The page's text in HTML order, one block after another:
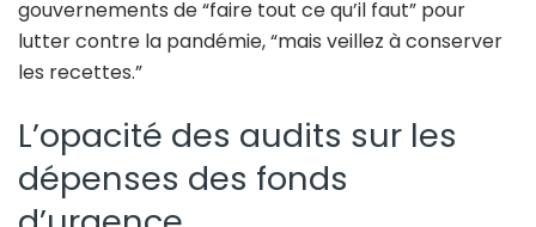
gouvernements de “faire tout ce qu’il faut” pour
lutter contre la pandémie, “mais veillez à conserver
les recettes.”
L’opacité des audits sur les
dépenses des fonds